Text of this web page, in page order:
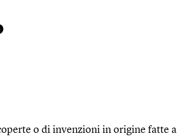
o di invenzioni in origine fatte a